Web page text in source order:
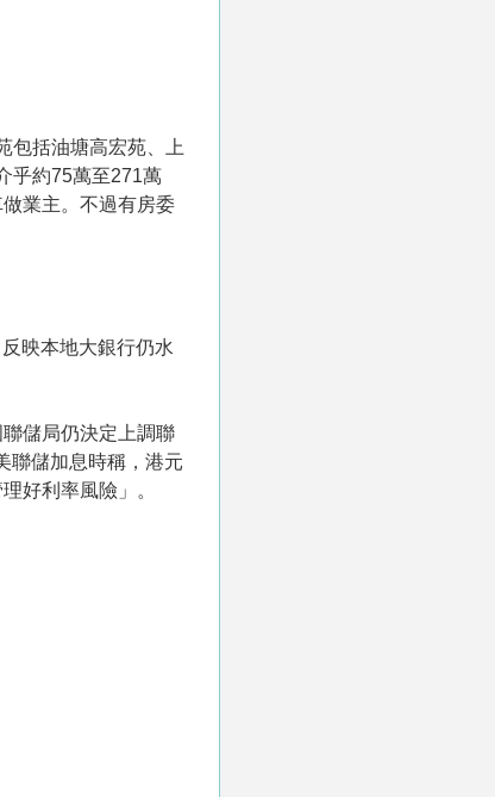
包括油塘高宏苑、上
乎約75萬至271萬
業主。不過有房委
映本地大銀行仍水
儲局仍決定上調聯
聯儲加息時稱，港元
好利率風險」。